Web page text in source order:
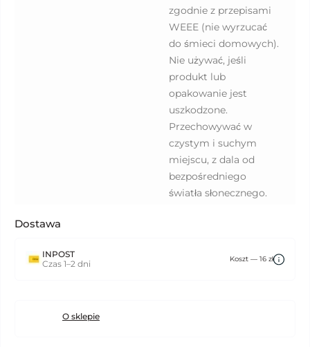
zgodnie z przepisami
WEEE (nie wyrzucać
do śmieci domowych).
Nie używać, jeśli
produkt lub
opakowanie jest
uszkodzone.
Przechowywać w
czystym i suchym
miejscu, z dala od
bezpośredniego
światła słonecznego.
Dostawa
INPOST
Czas 1–2 dni
Koszt — 16 zł
O sklepie